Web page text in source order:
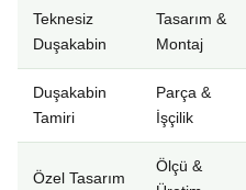
Teknesiz
Duşakabin
Tasarım &
Montaj
Duşakabin
Tamiri
Parça &
İşçilik
Özel Tasarım
Ölçü &